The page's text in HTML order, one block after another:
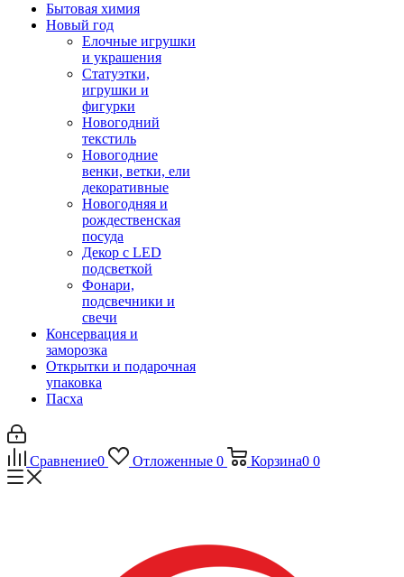
Бытовая химия
Новый год
Елочные игрушки
и украшения
Статуэтки,
игрушки и
фигурки
Новогодний
текстиль
Новогодние
венки, ветки, ели
декоративные
Новогодняя и
рождественская
посуда
Декор с LED
подсветкой
Фонари,
подсвечники и
свечи
Консервация и
заморозка
Открытки и подарочная
упаковка
Пасха
Сравнение0 Отложенные 0 Корзина0 0